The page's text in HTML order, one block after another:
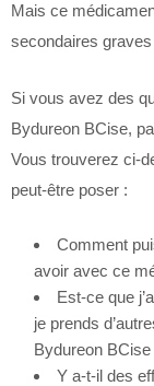
Mais ce
secondaires
Si vous avez des
Bydureon BCise,
Vous trouverez ci-
peut-être poser :
Comment
avoir avec ce
Est-ce que
je prends
Bydureon BCise
Y a-t-il des